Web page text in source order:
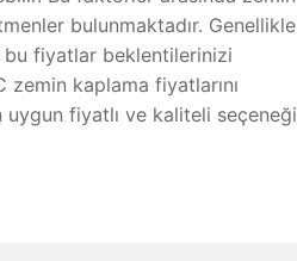
bulunmaktadır. Genellikle
bu fiyatlar beklentilerinizi
kaplama fiyatlarını
uygun fiyatlı ve kaliteli seçeneği